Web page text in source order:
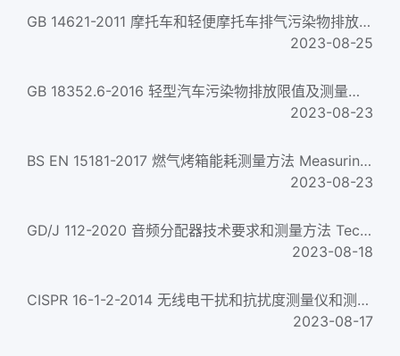
GB 14621-2011 摩托车和轻便摩托车排气污染物排放限值及测量方法（双怠速法） Limits and measurement methods for exha...
2023-08-25
GB 18352.6-2016 轻型汽车污染物排放限值及测量方法（中国第六阶段） Limits and measurement methods for emissions fr...
2023-08-23
BS EN 15181-2017 燃气烤箱能耗测量方法 Measuring method of the energy consumption of gas fired ovens...
2023-08-23
GD/J 112-2020 音频分配器技术要求和测量方法 Technical requirements and measurement methods of audio distribut...
2023-08-18
CISPR 16-1-2-2014 无线电干扰和抗扰度测量仪和测量方法规范--第1-2部分：无线电干扰和抗扰度测量仪--传导干扰测量用...
2023-08-17